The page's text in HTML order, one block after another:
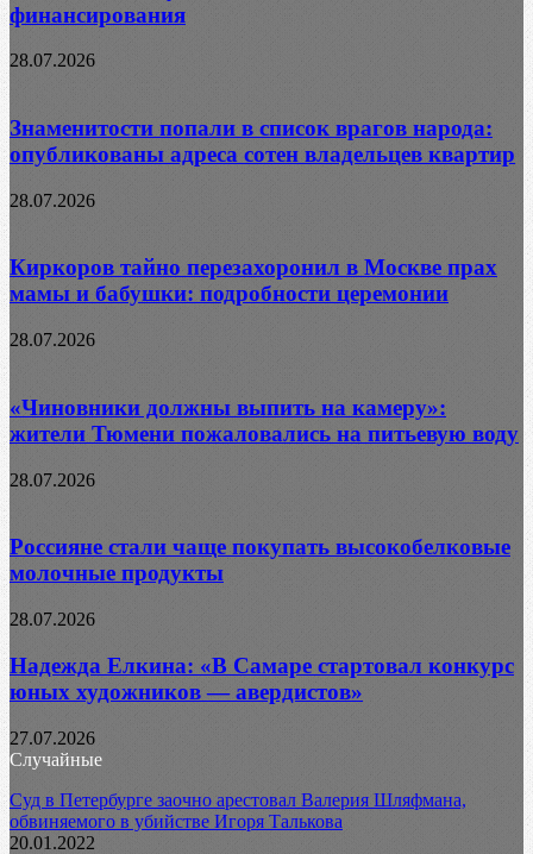
финансирования
28.07.2026
Знаменитости попали в список врагов народа:
опубликованы адреса сотен владельцев квартир
28.07.2026
Киркоров тайно перезахоронил в Москве прах
мамы и бабушки: подробности церемонии
28.07.2026
«Чиновники должны выпить на камеру»:
жители Тюмени пожаловались на питьевую воду
28.07.2026
Россияне стали чаще покупать высокобелковые
молочные продукты
28.07.2026
Надежда Елкина: «В Самаре стартовал конкурс
юных художников — авердистов»
27.07.2026
Случайные
Суд в Петербурге заочно арестовал Валерия Шляфмана,
обвиняемого в убийстве Игоря Талькова
20.01.2022